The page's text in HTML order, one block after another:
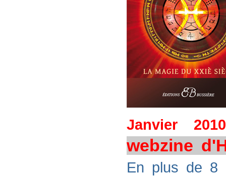
Janvier 2010
webzine
En plus de 8